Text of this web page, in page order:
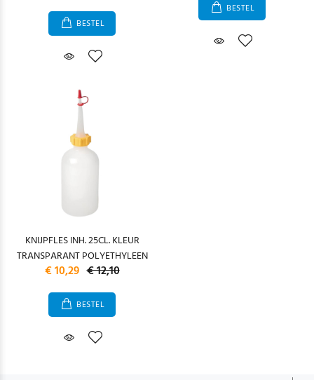
BESTEL
BESTEL
KNIJPFLES INH. 25CL. KLEUR
TRANSPARANT POLYETHYLEEN
€ 10,29 € 12,10
BESTEL